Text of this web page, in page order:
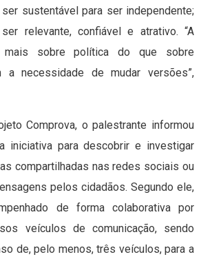
sustentável para ser independente;
relevante, confiável e atrativo. “A
mais sobre política do que sobre
a necessidade de mudar versões”,
Comprova, o palestrante informou
iniciativa para descobrir e investigar
compartilhadas nas redes sociais ou
pelos cidadãos. Segundo ele,
de forma colaborativa por
veículos de comunicação, sendo
de, pelo menos, três veículos, para a